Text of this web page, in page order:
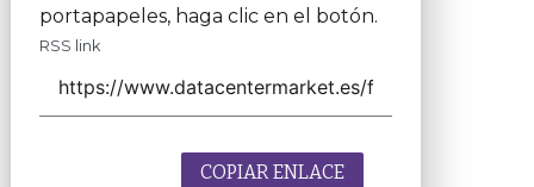
portapapeles, haga clic en el botón.
RSS link
COPIAR ENLACE